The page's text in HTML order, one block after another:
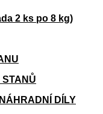
2 ks po 8 kg)
DÍLY